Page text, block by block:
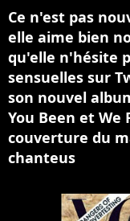
Ce n'est pas
elle aime bien
qu'elle n'hésite
sensuelles sur
son nouvel
You Been et We
couverture du
chanteus